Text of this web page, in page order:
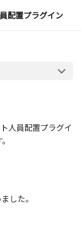
配置プラグイン
人員配置プラグイ
した。